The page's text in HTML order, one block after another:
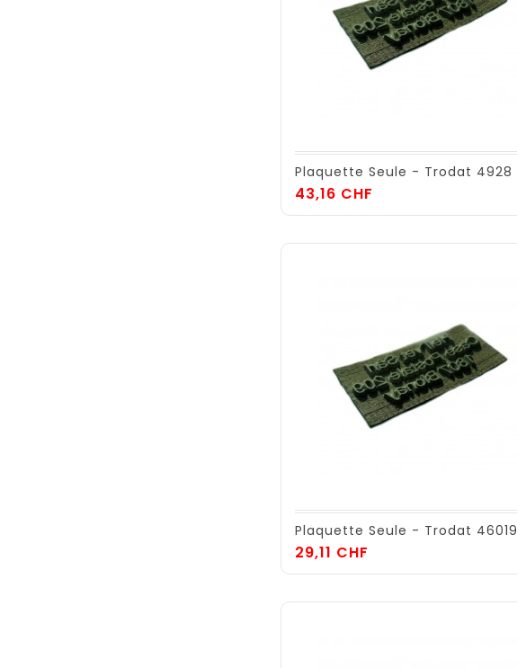
Plaquette Seule - Trodat 4928
43,16 CHF
Plaquette Seule - Trodat 46019
29,11 CHF